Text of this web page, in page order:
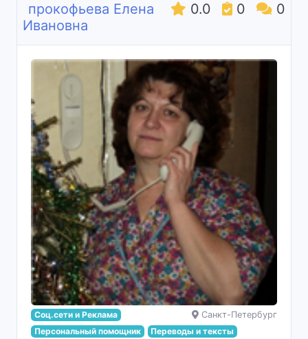
0.0 0 0
прокофьева Елена
Ивановна
Санкт-Петербург
Соц.сети и Реклама
Персональный помощник
Переводы и тексты